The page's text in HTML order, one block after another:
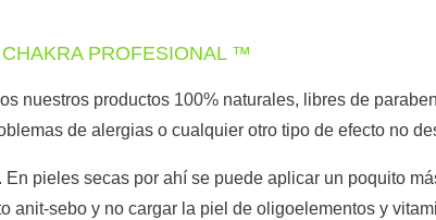
PROFESIONAL ™
nuestros productos 100% naturales, libres de
de alergias o cualquier otro tipo de efecto no
pieles secas por ahí se puede aplicar un poquito
anit-sebo y no cargar la piel de oligoelementos y